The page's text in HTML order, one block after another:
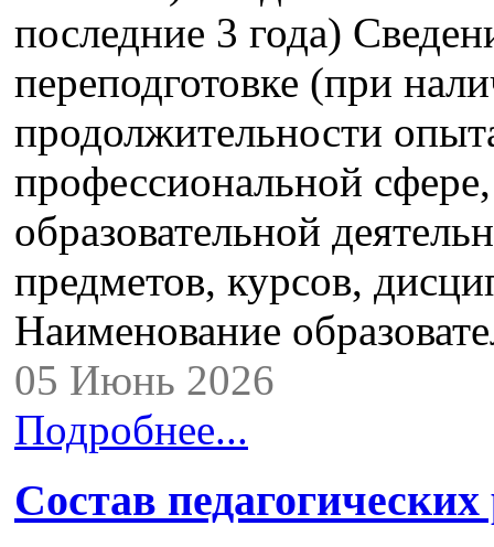
последние 3 года)
переподготовке (при
продолжительности
профессиональной
образовательной
предметов, курсов,
Наименование
05 Июнь 2026
Подробнее...
Состав